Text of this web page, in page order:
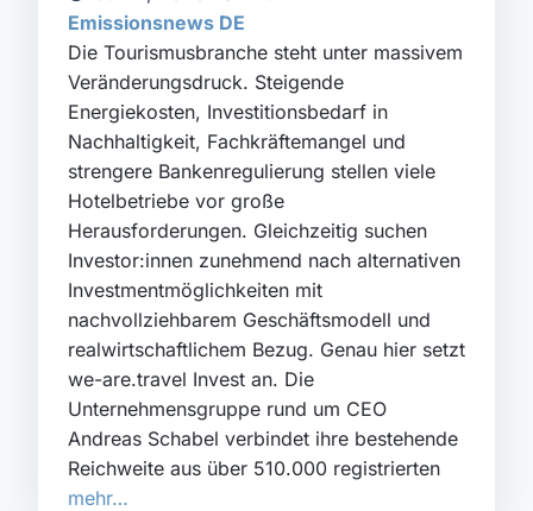
Emissionsnews DE
Die Tourismusbranche steht unter massivem
Veränderungsdruck. Steigende
Energiekosten, Investitionsbedarf in
Nachhaltigkeit, Fachkräftemangel und
strengere Bankenregulierung stellen viele
Hotelbetriebe vor große
Herausforderungen. Gleichzeitig suchen
Investor:innen zunehmend nach alternativen
Investmentmöglichkeiten mit
nachvollziehbarem Geschäftsmodell und
realwirtschaftlichem Bezug. Genau hier setzt
we-are.travel Invest an. Die
Unternehmensgruppe rund um CEO
Andreas Schabel verbindet ihre bestehende
Reichweite aus über 510.000 registrierten
mehr…